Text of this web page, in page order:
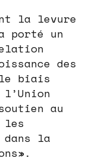
la levure
a porté un
des
le biais
au
les
la